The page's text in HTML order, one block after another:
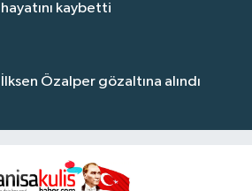
hayatını kaybetti
İlksen Özalper gözaltına alındı